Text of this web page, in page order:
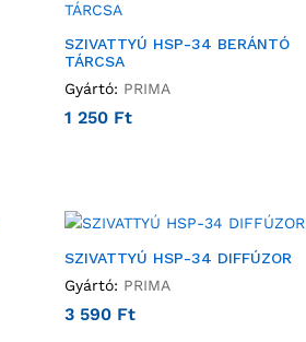
SZIVATTYÚ HSP-34 BERÁNTÓ
TÁRCSA
Gyártó: PRIMA
1 250 Ft
SZIVATTYÚ HSP-34 DIFFÚZOR
Gyártó: PRIMA
3 590 Ft